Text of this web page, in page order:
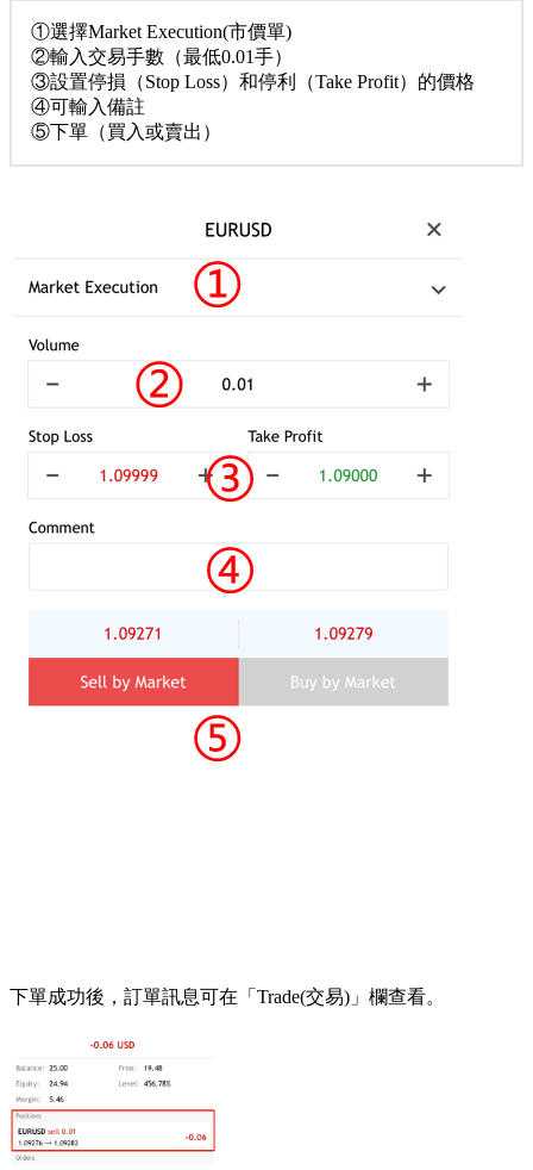
①選擇Market Execution(市價單)
②輸入交易手數（最低0.01手）
③設置停損（Stop Loss）和停利（Take Profit）的價格
④可輸入備註
⑤下單（買入或賣出）
下單成功後，訂單訊息可在「Trade(交易)」欄查看。